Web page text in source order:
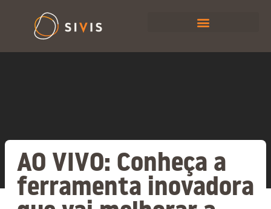
AO VIVO: Conheça a
ferramenta inovadora